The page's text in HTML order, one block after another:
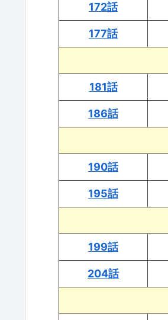
172話
177話
181話
186話
190話
195話
199話
204話